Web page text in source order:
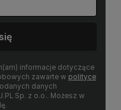
informacje dotyczące
zawarte w polityce
danych
Sp. z o.o.. Możesz w